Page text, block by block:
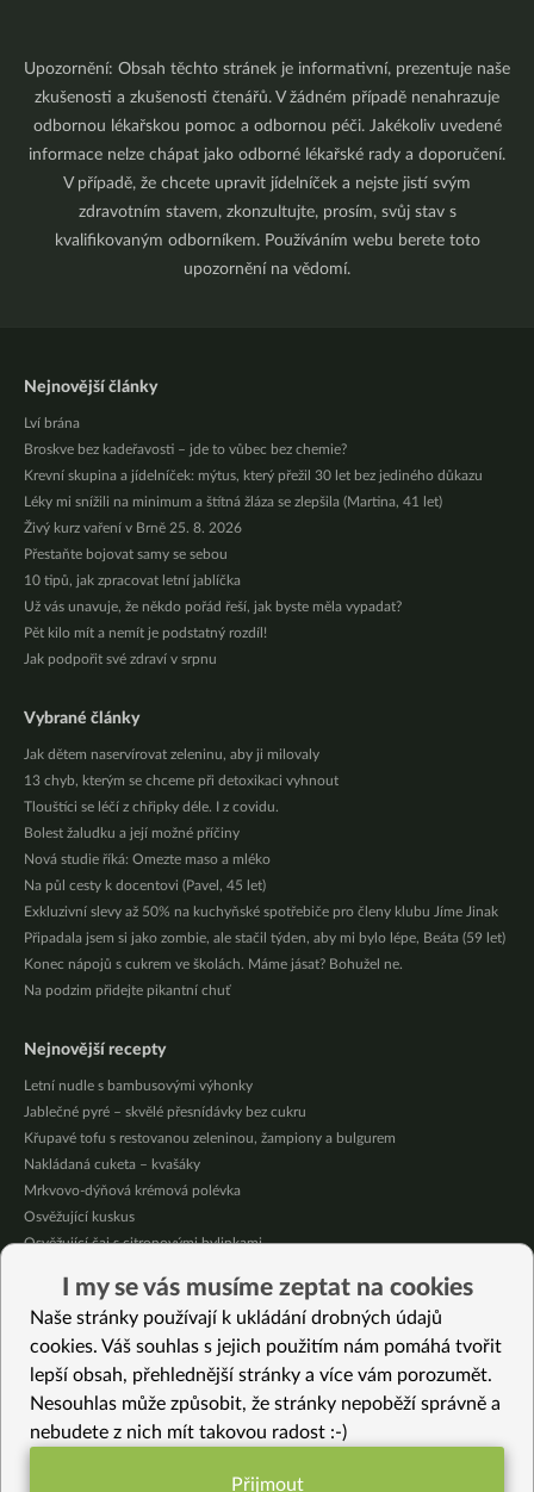
Upozornění: Obsah těchto stránek je informativní, prezentuje naše
zkušenosti a zkušenosti čtenářů. V žádném případě nenahrazuje
odbornou lékařskou pomoc a odbornou péči. Jakékoliv uvedené
informace nelze chápat jako odborné lékařské rady a doporučení.
V případě, že chcete upravit jídelníček a nejste jistí svým
zdravotním stavem, zkonzultujte, prosím, svůj stav s
kvalifikovaným odborníkem. Používáním webu berete toto
upozornění na vědomí.
Nejnovější články
Lví brána
Broskve bez kadeřavosti – jde to vůbec bez chemie?
Krevní skupina a jídelníček: mýtus, který přežil 30 let bez jediného důkazu
Léky mi snížili na minimum a štítná žláza se zlepšila (Martina, 41 let)
Živý kurz vaření v Brně 25. 8. 2026
Přestaňte bojovat samy se sebou
10 tipů, jak zpracovat letní jablíčka
Už vás unavuje, že někdo pořád řeší, jak byste měla vypadat?
Pět kilo mít a nemít je podstatný rozdíl!
Jak podpořit své zdraví v srpnu
Vybrané články
Jak dětem naservírovat zeleninu, aby ji milovaly
13 chyb, kterým se chceme při detoxikaci vyhnout
Tlouštíci se léčí z chřipky déle. I z covidu.
Bolest žaludku a její možné příčiny
Nová studie říká: Omezte maso a mléko
Na půl cesty k docentovi (Pavel, 45 let)
Exkluzivní slevy až 50% na kuchyňské spotřebiče pro členy klubu Jíme Jinak
Připadala jsem si jako zombie, ale stačil týden, aby mi bylo lépe, Beáta (59 let)
Konec nápojů s cukrem ve školách. Máme jásat? Bohužel ne.
Na podzim přidejte pikantní chuť
Nejnovější recepty
Letní nudle s bambusovými výhonky
Jablečné pyré – skvělé přesnídávky bez cukru
Křupavé tofu s restovanou zeleninou, žampiony a bulgurem
Nakládaná cuketa – kvašáky
Mrkvovo-dýňová krémová polévka
Osvěžující kuskus
Osvěžující čaj s citronovými bylinkami
Čokoládové muffiny s mangovým krémem
Meruňky a jablka v citrónovém želé
Vybrané recepty
Nepečený jablečný dort s rybízem
Ranní miso polévka s květákem, mrkví a řapíkatým celerem
I my se vás musíme zeptat na cookies
Naše stránky používají k ukládání drobných údajů
cookies. Váš souhlas s jejich použitím nám pomáhá tvořit
lepší obsah, přehlednější stránky a více vám porozumět.
Nesouhlas může způsobit, že stránky nepoběží správně a
nebudete z nich mít takovou radost :-)
Přijmout